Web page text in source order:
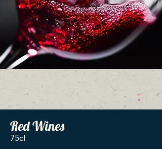
Red Wines,
75cl